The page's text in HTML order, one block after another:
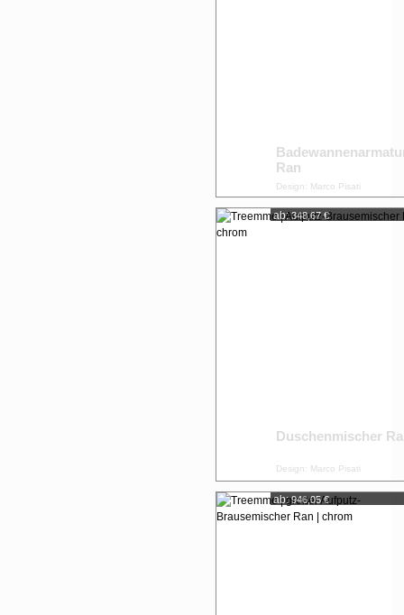
Ran
Design: Marco Pisati
ab: 348,67 €
Duschenmischer
Design: Marco Pisati
ab: 946,05 €